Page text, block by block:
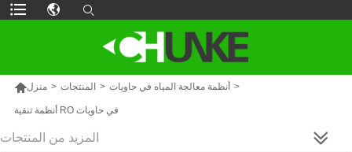
منزل > المنتجات > أنظمة معالجة المياه في حاويات >
أنظمة تنقية RO في حاويات
المزيد من المنتجات